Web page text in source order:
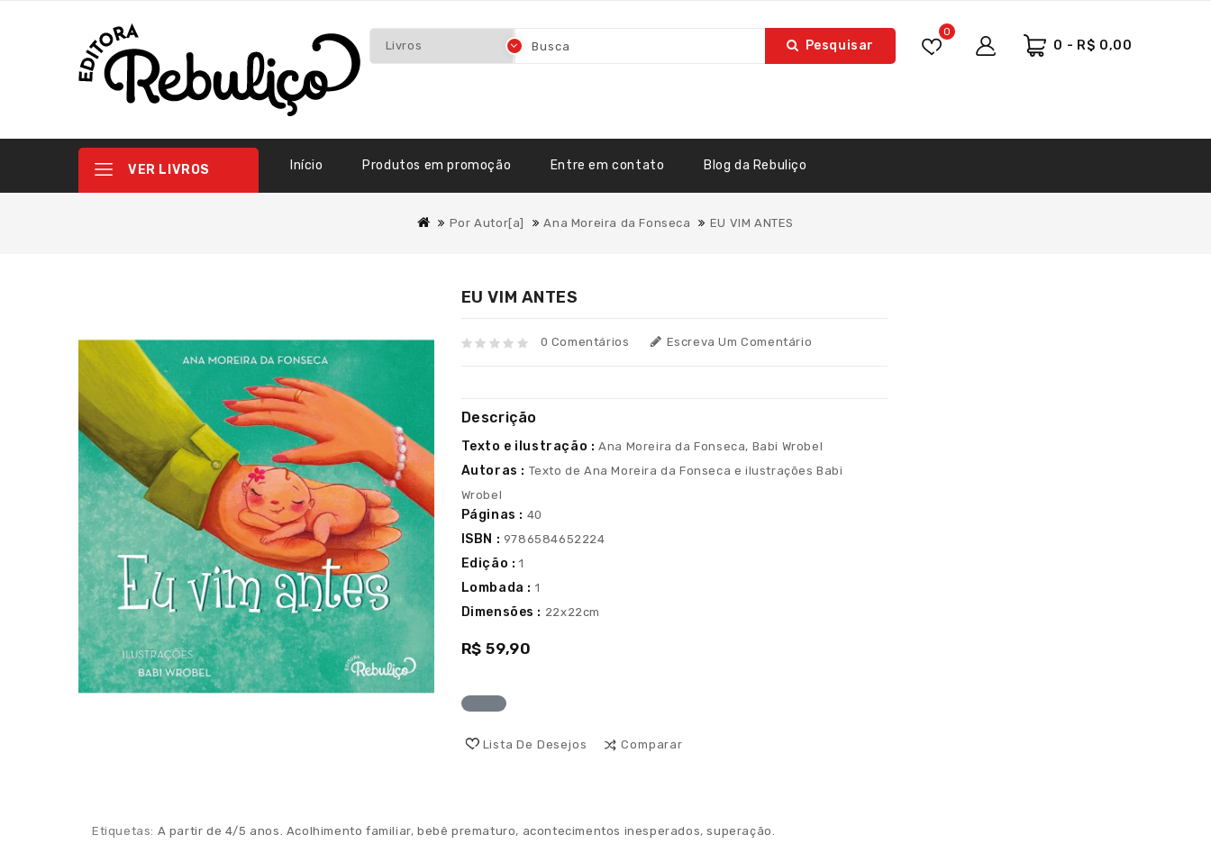
0 - R$ 0,00
0
Pesquisar
VER LIVROS Início Produtos em promoção Entre em contato Blog da Rebuliço
Por Autor[a] Ana Moreira da Fonseca EU VIM ANTES
EU VIM ANTES
0 Comentários Escreva Um Comentário
Descrição
Texto e ilustração : Ana Moreira da Fonseca, Babi Wrobel
Autoras : Texto de Ana Moreira da Fonseca e ilustrações Babi
Wrobel
Páginas : 40
ISBN : 9786584652224
Edição : 1
Lombada : 1
Dimensões : 22x22cm
R$ 59,90
Lista De Desejos Comparar
Etiquetas: A partir de 4/5 anos. Acolhimento familiar,bebê prematuro, acontecimentos inesperados,superação.